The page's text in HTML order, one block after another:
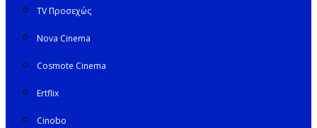
TV Προσεχώς
Nova Cinema
Cosmote Cinema
Ertflix
Cinobo